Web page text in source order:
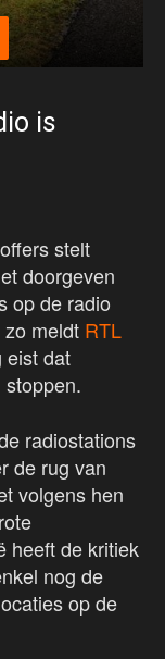
is
stelt
doorgeven
op de radio
meldt RTL
eist dat
radiostations
de rug van
volgens hen
heeft de kritiek
nog de
op de